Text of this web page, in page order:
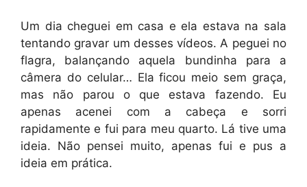
Um dia cheguei em casa e ela estava na sala
tentando gravar um desses vídeos. A peguei no
flagra, balançando aquela bundinha para a
câmera do celular… Ela ficou meio sem graça,
mas não parou o que estava fazendo. Eu
apenas acenei com a cabeça e sorri
rapidamente e fui para meu quarto. Lá tive uma
ideia. Não pensei muito, apenas fui e pus a
ideia em prática.